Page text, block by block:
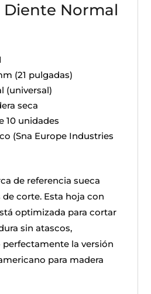
Normal
(21 pulgadas)
(universal)
seca
10 unidades
(Sna Europe Industries
de referencia sueca
corte. Esta hoja con
optimizada para cortar
sin atascos,
la versión
para madera